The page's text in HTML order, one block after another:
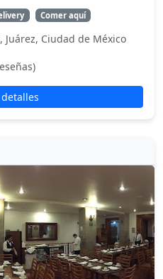
Comer aquí
Juárez, Ciudad de México